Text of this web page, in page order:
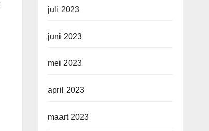
juli 2023
juni 2023
mei 2023
april 2023
maart 2023